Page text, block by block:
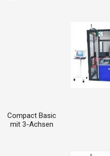
Compact Basic
mit 3-Achsen